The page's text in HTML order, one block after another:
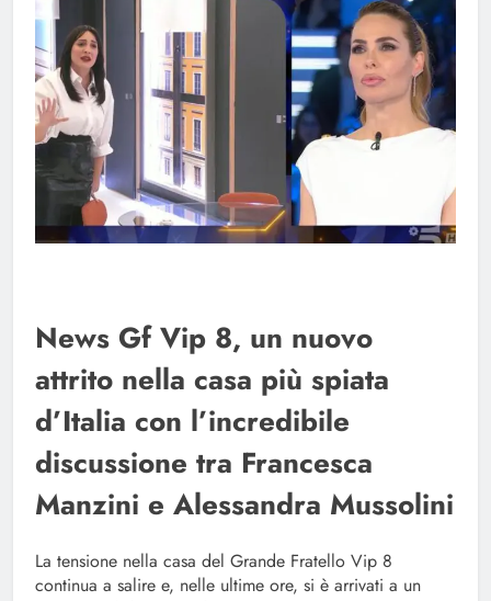
News Gf Vip 8, un nuovo
attrito nella casa più spiata
d’Italia con l’incredibile
discussione tra Francesca
Manzini e Alessandra Mussolini
La tensione nella casa del Grande Fratello Vip 8
continua a salire e, nelle ultime ore, si è arrivati a un